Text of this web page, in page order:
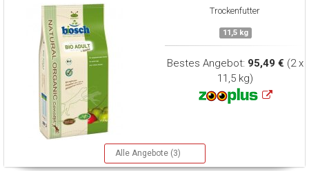
Trockenfutter
11,5 kg
Bestes Angebot: 95,49 € (2 x
11,5 kg)
Alle Angebote (3)